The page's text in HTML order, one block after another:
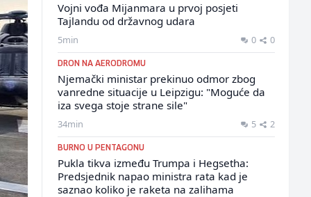
Vojni vođa Mijanmara u prvoj posjeti
Tajlandu od državnog udara
5min 0 0
DRON NA AERODROMU
Njemački ministar prekinuo odmor zbog
vanredne situacije u Leipzigu: "Moguće da
iza svega stoje strane sile"
34min 5 2
BURNO U PENTAGONU
Pukla tikva između Trumpa i Hegsetha:
Predsjednik napao ministra rata kad je
saznao koliko je raketa na zalihama